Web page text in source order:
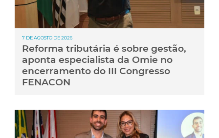
7 DE AGOSTO DE 2026
Reforma tributária é sobre gestão,
aponta especialista da Omie no
encerramento do III Congresso
FENACON